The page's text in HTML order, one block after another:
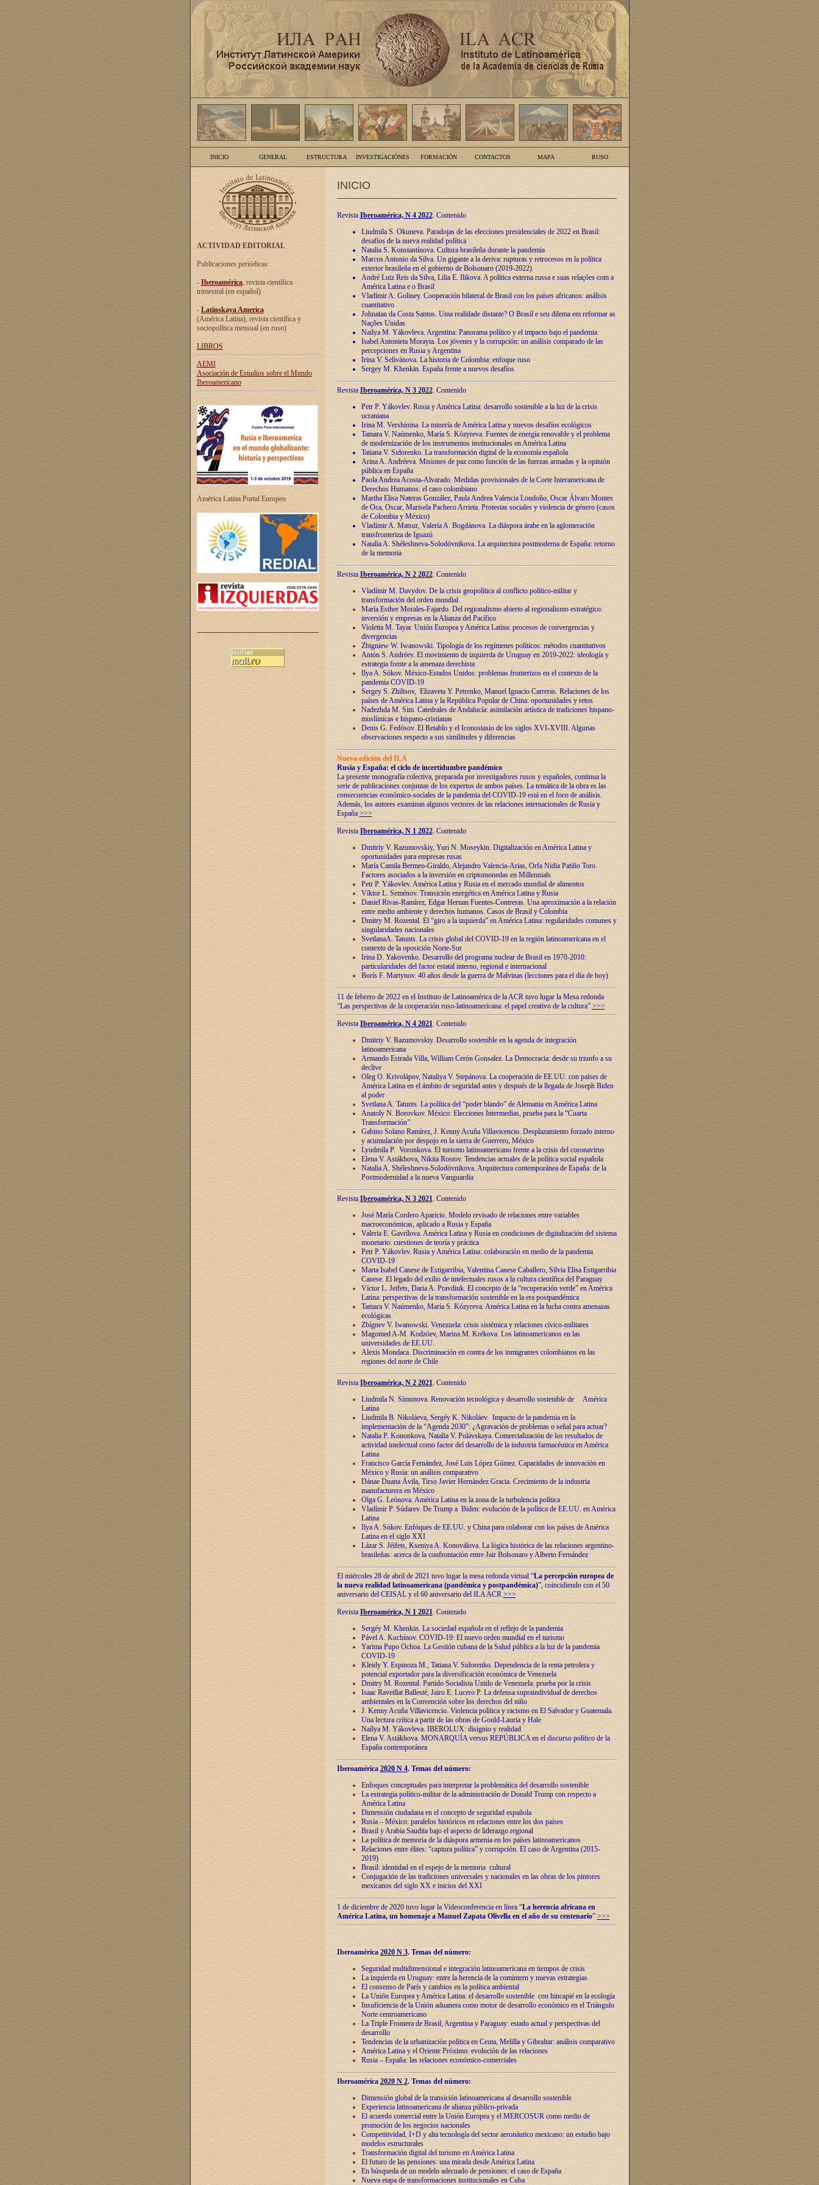
INICIO GENERAL ESTRUCTURA INVESTIGACIÓNES FORMACIÓN CONTACTOS MAPA RUSO
ACTIVIDAD EDITORIAL
Publicaciones periódicas:
- Iberoamérica, revista científica
trimestral (en español)
- Latinskaya America
(América Latina), revista científica y
sociopolítica mensual (en ruso)
LIBROS
AEMI
Asociación de Estudios sobre el Mundo
Iberoamericano
América Latina Portal Europeo
INICIO
Revista Iberoamérica, N 4 2022. Contenido
Liudmila S. Okuneva. Paradojas de las elecciones presidenciales de 2022 en Brasil:
desafíos de la nueva realidad política
Natalia S. Konstantínova. Cultura brasileña durante la pandemia
Marcos Antonio da Silva. Un gigante a la deriva: rupturas y retrocesos en la política
exterior brasileña en el gobierno de Bolsonaro (2019-2022)
André Luiz Reis da Silva, Lilia E. Ilikova. A política externa russa e suas relações com a
América Latina e o Brasil
Vladímir A. Goliney. Cooperación bilateral de Brasil con los países africanos: análisis
cuantitativo
Johnatan da Costa Santos. Uma realidade distante? O Brasil e seu dilema em reformar as
Nações Unidas
Nailya M. Yákovleva. Argentina: Panorama político y el impacto bajo el pandemia
Isabel Antonieta Morayta. Los jóvenes y la corrupción: un análisis comparado de las
percepciones en Rusia y Argentina
Irina V. Selivánova. La historia de Colombia: enfoque ruso
Sergey M. Khenkin. España frente a nuevos desafíos
Revista Iberoamérica, N 3 2022. Contenido
Petr P. Yákovlev. Rusia y América Latina: desarrollo sostenible a la luz de la crisis
ucraniana
Irina M. Vershínina. La minería de América Latina y nuevos desafíos ecológicos
Tamara V. Naúmenko, María S. Kózyreva. Fuentes de energía renovable y el problema
de modernización de los instrumentos institucionales en América Latina
Tatiana V. Sidorenko. La transformación digital de la economía española
Arina A. Andréeva. Misiones de paz como función de las fuerzas armadas y la opinión
pública en España
Paola Andrea Acosta-Alvarado. Medidas provisionales de la Corte Interamericana de
Derechos Humanos: el caso colombiano
Martha Elisa Nateras González, Paula Andrea Valencia Londoño, Oscar Álvaro Montes
de Oca, Oscar, Marisela Pacheco Arrieta. Protestas sociales y violencia de género (casos
de Colombia y México)
Vladímir A. Matsur, Valería A. Bogdánova. La diáspora árabe en la aglomeración
transfronteriza de Iguazú
Natalia A. Shéleshneva-Solodóvnikova. La arquitectura postmoderna de España: retorno
de la memoria
Revista Iberoamérica, N 2 2022. Contenido
Vladímir M. Davydov. De la crisis geopolítica al conflicto político-militar y
transformación del orden mundial
María Esther Morales-Fajardo. Del regionalismo abierto al regionalismo estratégico:
inversión y empresas en la Alianza del Pacífico
Violetta M. Tayar. Unión Europea y América Latina: procesos de convergencias y
divergencias
Zbigniew W. Iwanowski. Tipología de los regímenes políticos: métodos cuantitativos
Antón S. Andréev. El movimiento de izquierda de Uruguay en 2019-2022: ideología y
estrategia frente a la amenaza derechista
Ilya A. Sókov. México-Estados Unidos: problemas fronterizos en el contexto de la
pandemia COVID-19
Sergey S. Zhiltsov, Elizaveta Y. Petrenko, Manuel Ignacio Carreras. Relaciones de los
países de América Latina y la República Popular de China: oportunidades y retos
Nadezhda M. Sim. Catedrales de Andalucía: asimilación artística de tradiciones hispano-
muslímicas e hispano-cristianas
Denis G. Fedósov. El Retablo y el Iconostasio de los siglos XVI-XVIII. Algunas
observaciones respecto a sus similitudes y diferencias
Nueva edición del ILA
Rusia y España: el ciclo de incertidumbre pandémico
La presente monografía colectiva, preparada por investigadores rusos y españoles, continua la
serie de publicaciones conjuntas de los expertos de ambos países. La temática de la obra es las
consecuencias económico-sociales de la pandemia del COVID-19 está en el foco de análisis.
Además, los autores examinan algunos vectores de las relaciones internacionales de Rusia y
España >>>
Revista Iberoamérica, N 1 2022. Contenido
Dmitriy V. Razumovskiy, Yuri N. Moseykin. Digitalización en América Latina y
oportunidades para empresas rusas
María Camila Bermeo-Giraldo, Alejandro Valencia-Arias, Orfa Nidia Patiño Toro.
Factores asociados a la inversión en criptomonedas en Millennials
Petr P. Yákovlev. América Latina y Rusia en el mercado mundial de alimentos
Víktor L. Seménov. Transición energética en América Latina y Rusia
Daniel Rivas-Ramírez, Edgar Hernan Fuentes-Contreras. Una aproximación a la relación
entre medio ambiente y derechos humanos. Casos de Brasil y Colombia
Dmitry M. Rozental. El “giro a la izquierda” en América Latina: regularidades comunes y
singularidades nacionales
SvetlanaA. Tatunts. La crisis global del COVID-19 en la región latinoamericana en el
contexto de la oposición Norte-Sur
Irina D. Yakovenko. Desarrollo del programa nuclear de Brasil en 1970-2010:
particularidades del factor estatal interno, regional e internacional
Borís F. Martynov. 40 años desde la guerra de Malvinas (lecciones para el día de hoy)
11 de febrero de 2022 en el Instituto de Latinoamérica de la ACR tuvo lugar la Mesa redonda
“Las perspectivas de la cooperación ruso-latinoamericana: el papel creativo de la cultura” >>>
Revista Iberoamérica, N 4 2021. Contenido
Dmitriy V. Razumovskiy. Desarrollo sostenible en la agenda de integración
latinoamericana
Armando Estrada Villa, William Cerón Gonsalez. La Democracia: desde su triunfo a su
declive
Oleg O. Krivolápov, Nataliya V. Stepánova. La cooperación de EE.UU. con países de
América Latina en el ámbito de seguridad antes y después de la llegada de Joseph Biden
al poder
Svetlana A. Tatunts. La política del “poder blando” de Alemania en América Latina
Anatoly N. Borovkov. México: Elecciones Intermedias, prueba para la “Cuarta
Transformación”
Gabino Solano Ramírez, J. Kenny Acuña Villavicencio. Desplazamiento forzado interno
y acumulación por despojo en la sierra de Guerrero, México
Lyudmila P. Voronkova. El turismo latinoamericano frente a la crisis del coronavirus
Elena V. Astákhova, Nikita Rostov. Tendencias actuales de la política social española
Natalia A. Shéleshneva-Solodóvnikova. Arquitectura contemporánea de España: de la
Postmodernidad a la nueva Vanguardia
Revista Iberoamérica, N 3 2021. Contenido
José María Cordero Aparicio. Modelo revisado de relaciones entre variables
macroeconómicas, aplicado a Rusia y España
Valeria E. Gavrílova. América Latina y Rusia en condiciones de digitalización del sistema
monetario: cuestiones de teoría y práctica
Petr P. Yákovlev. Rusia y América Latina: colaboración en medio de la pandemia
COVID-19
Marta Isabel Canese de Estigarribia, Valentina Canese Caballero, Silvia Elisa Estigarribia
Canese. El legado del exilio de intelectuales rusos a la cultura científica del Paraguay
Víctor L. Jeifets, Daria A. Pravdiuk. El concepto de la “recuperación verde” en América
Latina: perspectivas de la transformación sostenible en la era postpandémica
Tamara V. Naúmenko, María S. Kózyreva. América Latina en la lucha contra amenazas
ecológicas
Zbígnev V. Iwanowski. Venezuela: crisis sistémica y relaciones cívico-militares
Magomed A-M. Kodzóev, Marina M. Krékova. Los latinoamericanos en las
universidades de EE.UU.
Alexis Mondaca. Discriminación en contra de los inmigrantes colombianos en las
regiones del norte de Chile
RevistaIberoamérica, N 2 2021. Contenido
Liudmila N. Símonova. Renovaciόn tecnolόgica y desarrollo sostenible de América
Latina
Liudmila B. Nikoláeva, Sergéy K. Nikoláev. Impacto de la pandemia en la
implementaciόn de la “Agenda 2030”: ¿Agravaciόn de problemas o señal para actuar?
Natalia P. Kononkova, Natalia V. Polávskaya. Comercializaciόn de los resultados de
actividad intelectual como factor del desarrollo de la industria farmacéutica en América
Latina
Francisco García Fernández, José Luis López Gómez. Capacidades de innovaciόn en
México y Rusia: un análisis comparativo
Dánae Duana Ávila, Tirso Javier Hernández Gracia. Crecimiento de la industria
manufacturera en México
Olga G. Leόnova. América Latina en la zona de la turbulencia política
Vladímir P. Súdarev. De Trump a Biden: evoluciόn de la política de EE.UU. en América
Latina
Ilya A. Sόkov. Enfόques de EE.UU. y China para colaborar con los países de Amèrica
Latina en el siglo XXI
Lázar S. Jéifets, Kseniya A. Konoválova. La lόgica histόrica de las relaciones argentino-
brasileñas: acerca de la confrontaciόn entre Jair Bolsonaro y Alberto Fernández
El miércoles 28 de abril de 2021 tuvo lugar la mesa redonda virtual “La percepción europea de
la nueva realidad latinoamericana (pandémica y postpandémica)”, coincidiendo con el 50
aniversario del CEISAL y el 60 aniversario del ILA ACR >>>
Revista Iberoamérica, N 1 2021. Contenido
Sergéy M. Khenkin. La sociedad española en el reflejo de la pandemia
Pável A. Kuchínov. COVID-19: El nuevo orden mundial en el turismo
Yarima Pupo Ochoa. La Gestión cubana de la Salud pública a la luz de la pandemia
COVID-19
Kleidy Y. Espinoza M., Tatiana V. Sidorenko. Dependencia de la renta petrolera y
potencial exportador para la diversificación económica de Venezuela
Dmitry M. Rozental. Partido Socialista Unido de Venezuela: prueba por la crisis
Isaac Ravetllat Ballesté, Jairo E. Lucero P. La defensa supraindividual de derechos
ambientales en la Convención sobre los derechos del niño
J. Kenny Acuña Villavicencio. Violencia política y racismo en El Salvador y Guatemala.
Una lectura crítica a partir de las obras de Gould-Lauria y Hale
Naílya M. Yákovleva. IBEROLUX: disignio y realidad
Elena V. Astákhova. MONARQUÍA versus REPÚBLICA en el discurso político de la
España contemporánea
Iberoamérica 2020 N 4. Temas del número:
Enfoques conceptuales para interpretar la problemática del desarrollo sostenible
La estrategia político-militar de la administración de Donald Trump con respecto a
América Latina
Dimensión ciudadana en el concepto de seguridad española
Rusia – México: paralelos históricos en relaciones entre los dos países
Brasil y Arabia Saudita bajo el aspecto de liderazgo regional
La política de memoria de la diáspora armenia en los países latinoamericanos
Relaciones entre élites: “captura política” y corrupción. El caso de Argentina (2015-
2019)
Brasil: identidad en el espejo de la memoria cultural
Conjugación de las tradiciones universales y nacionales en las obras de los pintores
mexicanos del siglo XX e inicios del XXI
1 de diciembre de 2020 tuvo lugar la Videoconferencia en línea “La herencia africana en
América Latina, un homenaje a Manuel Zapata Olivella en el año de su centenario” >>>
Iberoamérica 2020 N 3.Temas del número:
Seguridad multidimensional e integración latinoamericana en tiempos de crisis
La izquierda en Uruguay: entre la herencia de lа comintern y nuevas estrategias
El consenso de París y cambios en la política ambiental
La Unión Europea y América Latina: el desarrollo sostenible con hincapié en la ecología
Insuficiencia de la Unión aduanera como motor de desarrollo económico en el Triángulo
Norte centroamericano
La Triple Frontera de Brasil, Argentina y Paraguay: estado actual y perspectivas del
desarrollo
Tendencias de la urbanización política en Ceuta, Melilla y Gibraltar: análisis comparativo
América Latina y el Oriente Próximo: evolución de las relaciones
Rusia – España: las relaciones económico-comerciales
Iberoamérica 2020 N 2.Temas del número:
Dimensión global de la transición latinoamericana al desarrollo sostenible
Experiencia latinoamericana de alianza público-privada
El acuerdo comercial entre la Unión Europea y el MERCOSUR como medio de
promoción de los negocios nacionales
Competitividad, I+D y alta tecnología del sector aeronáutico mexicano: un estudio bajo
modelos estructurales
Transformación digital del turismo en América Latina
El futuro de las pensiones: una mirada desde América Latina
En búsqueda de un modelo adecuado de pensiones: el caso de España
Nueva etapa de transformaciones institucionales en Cuba